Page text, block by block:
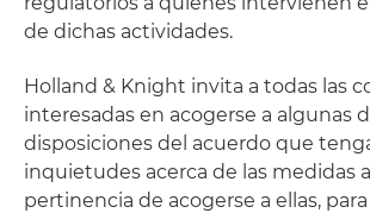
de dichas actividades.
Holland & Knight invita a todas las
interesadas en acogerse a algunas
disposiciones del acuerdo que
inquietudes acerca de las medidas
pertinencia de acogerse a ellas,